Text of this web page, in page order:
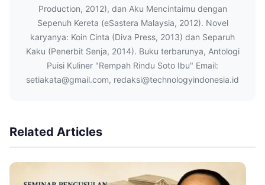
Production, 2012), dan Aku Mencintaimu dengan
Sepenuh Kereta (eSastera Malaysia, 2012). Novel
karyanya: Koin Cinta (Diva Press, 2013) dan Separuh
Kaku (Penerbit Senja, 2014). Buku terbarunya, Antologi
Puisi Kuliner "Rempah Rindu Soto Ibu" Email:
setiakata@gmail.com, redaksi@technologyindonesia.id
Related Articles